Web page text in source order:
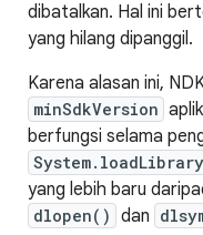
dibatalkan. Hal ini
yang hilang dipanggil.
Karena alasan ini,
minSdkVersion
berfungsi selama
yang lebih baru
dlopen() dan